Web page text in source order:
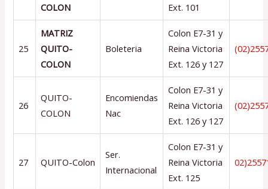
COLON
Ext. 101
25
MATRIZ
QUITO-
COLON
Boleteria
Colon E7-31 y
Reina Victoria
Ext. 126 y 127
26
QUITO-
COLON
Encomiendas
Nac
Colon E7-31 y
Reina Victoria
Ext. 126 y 127
27 QUITO-Colon
Ser.
Internacional
Colon E7-31 y
Reina Victoria
Ext. 125